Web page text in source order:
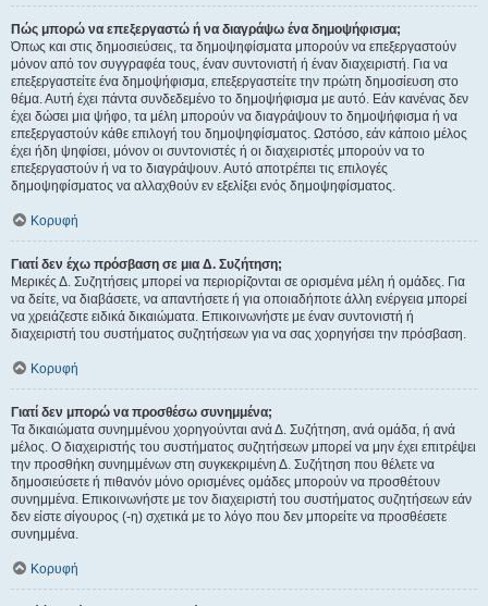
Πώς μπορώ να επεξεργαστώ ή να διαγράψω ένα δημοψήφισμα;
Όπως και στις δημοσιεύσεις, τα δημοψηφίσματα μπορούν να επεξεργαστούν
μόνον από τον συγγραφέα τους, έναν συντονιστή ή έναν διαχειριστή. Για να
επεξεργαστείτε ένα δημοψήφισμα, επεξεργαστείτε την πρώτη δημοσίευση στο
θέμα. Αυτή έχει πάντα συνδεδεμένο το δημοψήφισμα με αυτό. Εάν κανένας δεν
έχει δώσει μια ψήφο, τα μέλη μπορούν να διαγράψουν το δημοψήφισμα ή να
επεξεργαστούν κάθε επιλογή του δημοψηφίσματος. Ωστόσο, εάν κάποιο μέλος
έχει ήδη ψηφίσει, μόνον οι συντονιστές ή οι διαχειριστές μπορούν να το
επεξεργαστούν ή να το διαγράψουν. Αυτό αποτρέπει τις επιλογές
δημοψηφίσματος να αλλαχθούν εν εξελίξει ενός δημοψηφίσματος.
Κορυφή
Γιατί δεν έχω πρόσβαση σε μια Δ. Συζήτηση;
Μερικές Δ. Συζητήσεις μπορεί να περιορίζονται σε ορισμένα μέλη ή ομάδες. Για
να δείτε, να διαβάσετε, να απαντήσετε ή για οποιαδήποτε άλλη ενέργεια μπορεί
να χρειάζεστε ειδικά δικαιώματα. Επικοινωνήστε με έναν συντονιστή ή
διαχειριστή του συστήματος συζητήσεων για να σας χορηγήσει την πρόσβαση.
Κορυφή
Γιατί δεν μπορώ να προσθέσω συνημμένα;
Τα δικαιώματα συνημμένου χορηγούνται ανά Δ. Συζήτηση, ανά ομάδα, ή ανά
μέλος. Ο διαχειριστής του συστήματος συζητήσεων μπορεί να μην έχει επιτρέψει
την προσθήκη συνημμένων στη συγκεκριμένη Δ. Συζήτηση που θέλετε να
δημοσιεύσετε ή πιθανόν μόνο ορισμένες ομάδες μπορούν να προσθέτουν
συνημμένα. Επικοινωνήστε με τον διαχειριστή του συστήματος συζητήσεων εάν
δεν είστε σίγουρος (-η) σχετικά με το λόγο που δεν μπορείτε να προσθέσετε
συνημμένα.
Κορυφή